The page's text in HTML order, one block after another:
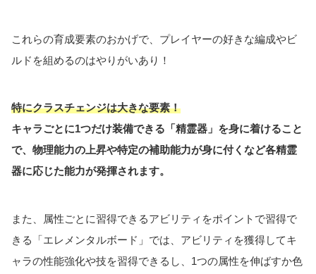
これらの育成要素のおかげで、プレイヤーの好きな編成やビ
ルドを組めるのはやりがいあり！
特にクラスチェンジは大きな要素！
キャラごとに1つだけ装備できる「精霊器」を身に着けること
で、物理能力の上昇や特定の補助能力が身に付くなど各精霊
器に応じた能力が発揮されます。
また、属性ごとに習得できるアビリティをポイントで習得で
きる「エレメンタルボード」では、アビリティを獲得してキ
ャラの性能強化や技を習得できるし、1つの属性を伸ばすか色